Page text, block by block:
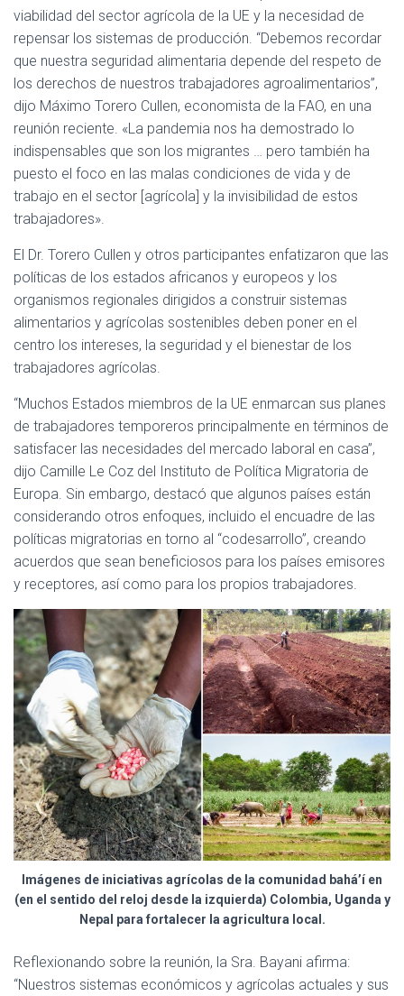
viabilidad del sector agrícola de la UE y la necesidad de
repensar los sistemas de producción. “Debemos recordar
que nuestra seguridad alimentaria depende del respeto de
los derechos de nuestros trabajadores agroalimentarios”,
dijo Máximo Torero Cullen, economista de la FAO, en una
reunión reciente. «La pandemia nos ha demostrado lo
indispensables que son los migrantes … pero también ha
puesto el foco en las malas condiciones de vida y de
trabajo en el sector [agrícola] y la invisibilidad de estos
trabajadores».
El Dr. Torero Cullen y otros participantes enfatizaron que las
políticas de los estados africanos y europeos y los
organismos regionales dirigidos a construir sistemas
alimentarios y agrícolas sostenibles deben poner en el
centro los intereses, la seguridad y el bienestar de los
trabajadores agrícolas.
“Muchos Estados miembros de la UE enmarcan sus planes
de trabajadores temporeros principalmente en términos de
satisfacer las necesidades del mercado laboral en casa”,
dijo Camille Le Coz del Instituto de Política Migratoria de
Europa. Sin embargo, destacó que algunos países están
considerando otros enfoques, incluido el encuadre de las
políticas migratorias en torno al “codesarrollo”, creando
acuerdos que sean beneficiosos para los países emisores
y receptores, así como para los propios trabajadores.
Imágenes de iniciativas agrícolas de la comunidad bahá’í en
(en el sentido del reloj desde la izquierda) Colombia, Uganda y
Nepal para fortalecer la agricultura local.
Reflexionando sobre la reunión, la Sra. Bayani afirma:
“Nuestros sistemas económicos y agrícolas actuales y sus